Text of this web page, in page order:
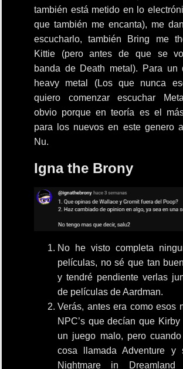
también está metido en lo
que también me encanta), me
escucharlo, también Bring me
Kittie (pero antes de que se
banda de Death metal). Para un
heavy metal (Los que nunca
quiero comenzar escuchar
obvio porque en teoría es el
para los nuevos en este genero
Nu.
Igna the Brony
No he visto completa
películas, no sé que tan
y tendré pendiente verlas
de películas de Aardman.
Verás, antes era como esos
NPC’s que decían que
un juego malo, pero
cosa llamada Adventure y
Nightmare in